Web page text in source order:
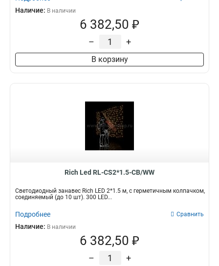
Наличие: В наличии
6 382,50 ₽
– +
В корзину
Rich Led RL-CS2*1.5-CB/WW
Светодиодный занавес Rich LED 2*1.5 м, с герметичным колпачком,
соединяемый (до 10 шт). 300 LED...
Подробнее Сравнить
Наличие: В наличии
6 382,50 ₽
– +